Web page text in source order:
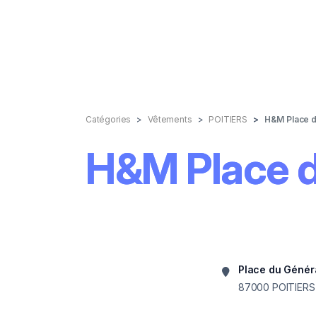
Catégories Vêtements POITIERS H&M Place
H&M Place
Place du
87000 POITIERS